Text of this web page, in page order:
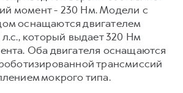
момент - 230 Нм. Модели с
оснащаются двигателем
который выдает 320 Нм
Оба двигателя оснащаются
трансмиссий
мокрого типа.